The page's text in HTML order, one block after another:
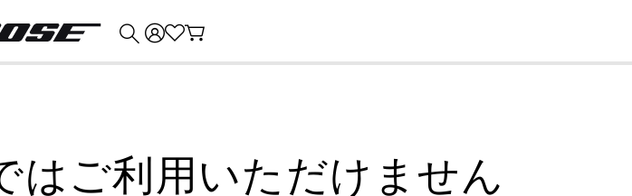
はご利用いただけません